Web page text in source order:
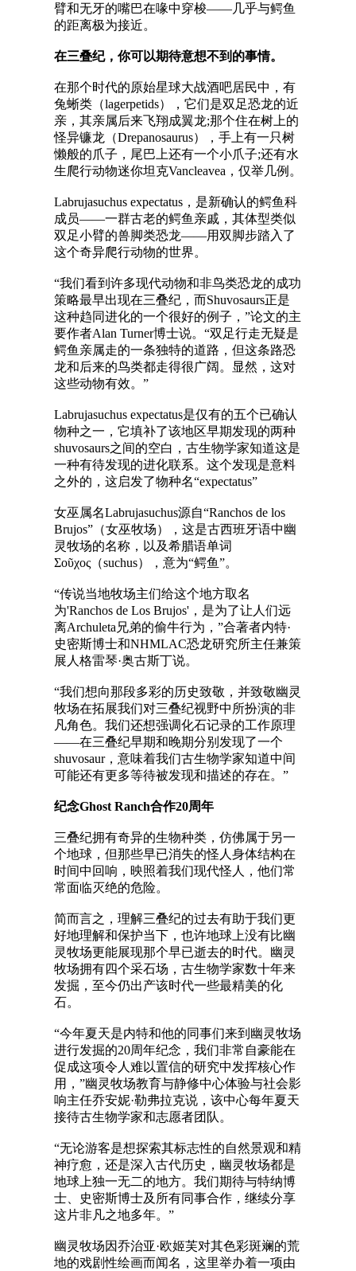
臂和无牙的嘴巴在喙中穿梭——几乎与鳄鱼
的距离极为接近。
在三叠纪，你可以期待意想不到的事情。
在那个时代的原始星球大战酒吧居民中，有
兔蜥类（lagerpetids），它们是双足恐龙的近
亲，其亲属后来飞翔成翼龙;那个住在树上的
怪异镰龙（Drepanosaurus），手上有一只树
懒般的爪子，尾巴上还有一个小爪子;还有水
生爬行动物迷你坦克Vancleavea，仅举几例。
Labrujasuchus expectatus，是新确认的鳄鱼科
成员——一群古老的鳄鱼亲戚，其体型类似
双足小臂的兽脚类恐龙——用双脚步踏入了
这个奇异爬行动物的世界。
“我们看到许多现代动物和非鸟类恐龙的成功
策略最早出现在三叠纪，而Shuvosaurs正是
这种趋同进化的一个很好的例子，”论文的主
要作者Alan Turner博士说。“双足行走无疑是
鳄鱼亲属走的一条独特的道路，但这条路恐
龙和后来的鸟类都走得很广阔。显然，这对
这些动物有效。”
Labrujasuchus expectatus是仅有的五个已确认
物种之一，它填补了该地区早期发现的两种
shuvosaurs之间的空白，古生物学家知道这是
一种有待发现的进化联系。这个发现是意料
之外的，这启发了物种名“expectatus”
女巫属名Labrujasuchus源自“Ranchos de los
Brujos”（女巫牧场），这是古西班牙语中幽
灵牧场的名称，以及希腊语单词
Σοῦχος（suchus），意为“鳄鱼”。
“传说当地牧场主们给这个地方取名
为'Ranchos de Los Brujos'，是为了让人们远
离Archuleta兄弟的偷牛行为，”合著者内特·
史密斯博士和NHMLAC恐龙研究所主任兼策
展人格雷琴·奥古斯丁说。
“我们想向那段多彩的历史致敬，并致敬幽灵
牧场在拓展我们对三叠纪视野中所扮演的非
凡角色。我们还想强调化石记录的工作原理
——在三叠纪早期和晚期分别发现了一个
shuvosaur，意味着我们古生物学家知道中间
可能还有更多等待被发现和描述的存在。”
纪念Ghost Ranch合作20周年
三叠纪拥有奇异的生物种类，仿佛属于另一
个地球，但那些早已消失的怪人身体结构在
时间中回响，映照着我们现代怪人，他们常
常面临灭绝的危险。
简而言之，理解三叠纪的过去有助于我们更
好地理解和保护当下，也许地球上没有比幽
灵牧场更能展现那个早已逝去的时代。幽灵
牧场拥有四个采石场，古生物学家数十年来
发掘，至今仍出产该时代一些最精美的化
石。
“今年夏天是内特和他的同事们来到幽灵牧场
进行发掘的20周年纪念，我们非常自豪能在
促成这项令人难以置信的研究中发挥核心作
用，”幽灵牧场教育与静修中心体验与社会影
响主任乔安妮·勒弗拉克说，该中心每年夏天
接待古生物学家和志愿者团队。
“无论游客是想探索其标志性的自然景观和精
神疗愈，还是深入古代历史，幽灵牧场都是
地球上独一无二的地方。我们期待与特纳博
士、史密斯博士及所有同事合作，继续分享
这片非凡之地多年。”
幽灵牧场因乔治亚·欧姬芙对其色彩斑斓的荒
地的戏剧性绘画而闻名，这里举办着一项由